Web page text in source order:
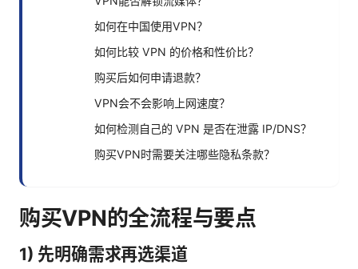
如何在中国使用VPN？
如何比较 VPN 的价格和性价比？
购买后如何申请退款？
VPN会不会影响上网速度？
如何检测自己的 VPN 是否在泄露 IP/DNS？
购买VPN时需要关注哪些隐私条款？
购买VPN的全流程与要点
1) 先明确需求再选渠道